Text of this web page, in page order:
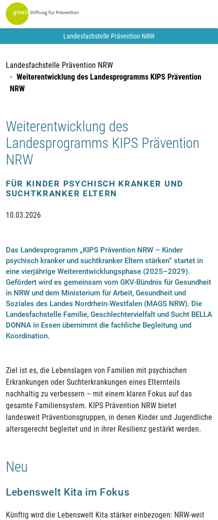
Landesfachstelle Prävention NRW
Landesfachstelle Prävention NRW
Weiterentwicklung des Landesprogramms KIPS Prävention
NRW
Weiterentwicklung des
Landesprogramms KIPS Prävention
NRW
FÜR KINDER PSYCHISCH KRANKER UND
SUCHTKRANKER ELTERN
10.03.2026
Das Landesprogramm „KIPS Prävention NRW – Kinder
psychisch kranker und suchtkranker Eltern stärken“ startet in
eine vierjährige Weiterentwicklungsphase (2025–2029).
Gefördert wird es gemeinsam vom GKV-Bündnis für Gesundheit
in NRW und dem Ministerium für Arbeit, Gesundheit und
Soziales des Landes Nordrhein-Westfalen (MAGS NRW). Die
Landesfachstelle Familie, Geschlechtervielfalt und Sucht BELLA
DONNA in Essen übernimmt die fachliche Begleitung und
Koordination.
Ziel ist es, die Lebenslagen von Familien mit psychischen
Erkrankungen oder Suchterkrankungen eines Elternteils
nachhaltig zu verbessern – mit einem klaren Fokus auf das
gesamte Familiensystem. KIPS Prävention NRW bietet
landesweit Präventionsgruppen, in denen Kinder und Jugendliche
altersgerecht begleitet und in ihrer Resilienz gestärkt werden.
Neu
Lebenswelt Kita im Fokus
Künftig wird die Lebenswelt Kita stärker einbezogen: NRW-weit